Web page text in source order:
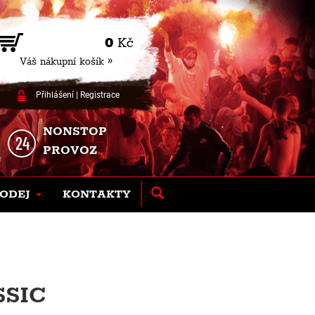
0 Kč
Váš nákupní košík »
Přihlášení| Registrace
NONSTOP
PROVOZ
KONTAKTY